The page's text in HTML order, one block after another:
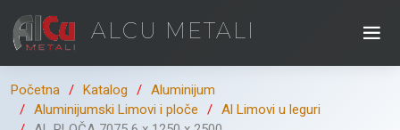
ALCU METALI
Početna Katalog
Aluminijum
Aluminijumski Limovi i ploče
Al Limovi u leguri